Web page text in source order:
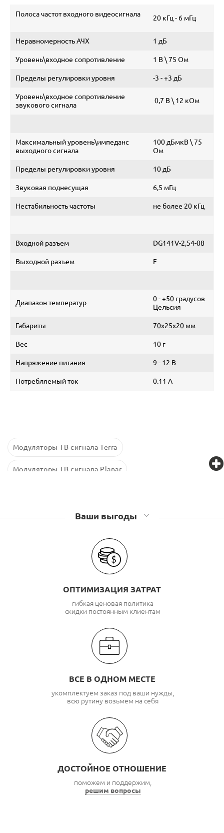
Полоса частот входного видеосигнала 20 кГц - 6 мГц
Неравномерность АЧХ 1 дБ
Уровень\входное сопротивление 1 В \ 75 Ом
Пределы регулировки уровня -3 - +3 дБ
Уровень\входное сопротивление
звукового сигнала
0,7 В \ 12 кОм
Максимальный уровень\импеданс
выходного сигнала
100 дБмкВ \ 75
Ом
Пределы регулировки уровня 10 дБ
Звуковая поднесущая 6,5 мГц
Нестабильность частоты не более 20 кГц
Входной разъем DG141V-2,54-08
Выходной разъем F
Диапазон температур
0 - +50 градусов
Цельсия
Габариты 70х25х20 мм
Вес 10 г
Напряжение питания 9 - 12 В
Потребляемый ток 0.11 А
Модуляторы ТВ сигнала Terra
Модуляторы ТВ сигнала Planar
Ваши выгоды
ОПТИМИЗАЦИЯ ЗАТРАТ
гибкая ценовая политика
скидки постоянным клиентам
ВСЕ В ОДНОМ МЕСТЕ
укомплектуем заказ под ваши нужды,
всю рутину возьмем на себя
ДОСТОЙНОЕ ОТНОШЕНИЕ
поможем и поддержим,
решим вопросы